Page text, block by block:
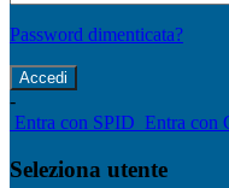
Password dimenticata?
-
Entra con SPID Entra con
Seleziona utente